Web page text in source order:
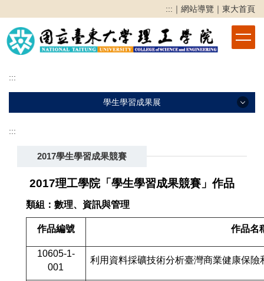
到
主
要
區
::: ｜ 網站導覽 ｜ 東大首頁
:::
學生學習成果展
2025學生學習成果展
2024學生學習成果展
2023學生學習成果展
2022學生學習成果競賽
2021學生學習成果競賽
2020學生學習成果競賽
:::
2017學生學習成果競賽
2017理工學院「學生學習成果競賽」作品
類組： 數理、資訊與管理
作品編號 作品名
10605-1-
001
利用資料採礦技術分析臺灣商業健康保險